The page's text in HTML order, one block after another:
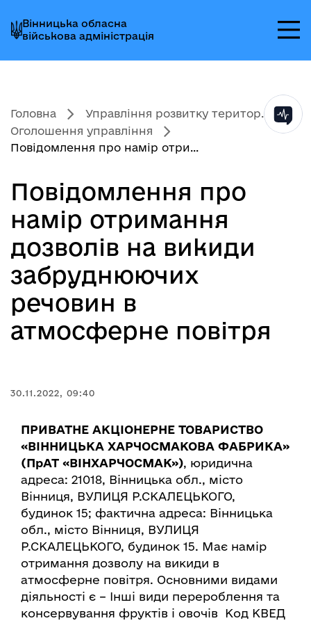
до
головного
меню
до
головного
вмісту
до
головного
колонтитула
Вінницька обласна
військова адміністрація
Головна
Управління розвитку територ...
Оголошення управління
Повідомлення про намір отри...
Повідомлення про
намір отримання
дозволів на викиди
забруднюючих
речовин в
атмосферне повітря
30.11.2022, 09:40
ПРИВАТНЕ АКЦІОНЕРНЕ ТОВАРИСТВО
«ВІННИЦЬКА ХАРЧОСМАКОВА ФАБРИКА»
(ПрАТ «ВІНХАРЧОСМАК»), юридична
адреса: 21018, Вінницька обл., місто
Вінниця, ВУЛИЦЯ Р.СКАЛЕЦЬКОГО,
будинок 15; фактична адреса: Вінницька
обл., місто Вінниця, ВУЛИЦЯ
Р.СКАЛЕЦЬКОГО, будинок 15. Має намір
отримання дозволу на викиди в
атмосферне повітря. Основними видами
діяльності є – Інші види перероблення та
консервування фруктів і овочів Код КВЕД